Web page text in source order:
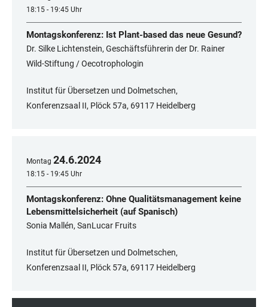
18:15 - 19:45 Uhr
Montagskonferenz: Ist Plant-based das neue Gesund?
Dr. Silke Lichtenstein, Geschäftsführerin der Dr. Rainer
Wild-Stiftung / Oecotrophologin
Institut für Übersetzen und Dolmetschen,
Konferenzsaal II, Plöck 57a, 69117 Heidelberg
Montag 24.6.2024
18:15 - 19:45 Uhr
Montagskonferenz: Ohne Qualitätsmanagement keine
Lebensmittelsicherheit (auf Spanisch)
Sonia Mallén, SanLucar Fruits
Institut für Übersetzen und Dolmetschen,
Konferenzsaal II, Plöck 57a, 69117 Heidelberg